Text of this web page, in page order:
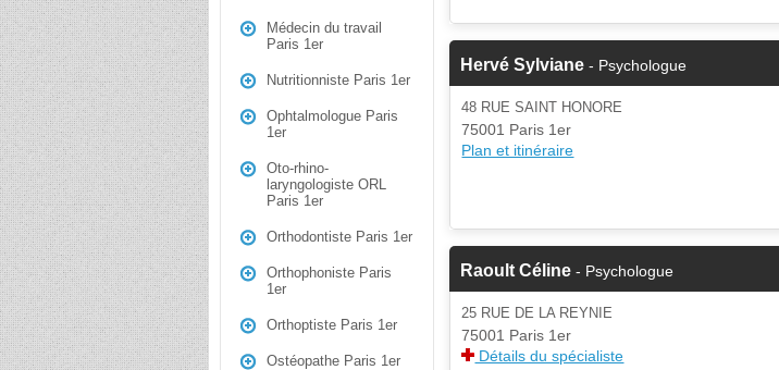
Médecin du travail
Paris 1er
Nutritionniste Paris 1er
Ophtalmologue Paris
1er
Oto-rhino-
laryngologiste ORL
Paris 1er
Orthodontiste Paris 1er
Orthophoniste Paris
1er
Orthoptiste Paris 1er
Ostéopathe Paris 1er
Hervé Sylviane - Psychologue
48 RUE SAINT HONORE
75001 Paris 1er
Plan et itinéraire
Raoult Céline - Psychologue
Cette fiche est la propriété
d'un membre.
Si vous êtes ce membre, mettez à
jour ces informations sur votre
25 RUE DE LA REYNIE
75001 Paris 1er
Détails du spécialiste